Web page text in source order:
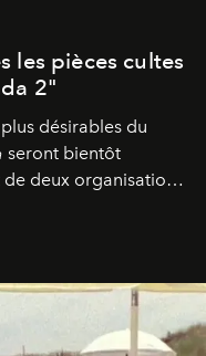
les pièces cultes
2"
désirables du
seront bientôt
deux organisations